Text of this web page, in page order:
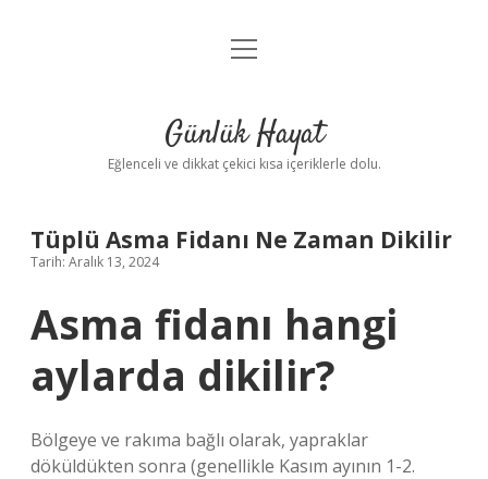
Anasayfa
Yasal Uyarı
menüyü
Günlük Hayat
Eğlenceli ve dikkat çekici kısa içeriklerle dolu.
Tüplü Asma Fidanı Ne Zaman Dikilir
Tarih: Aralık 13, 2024
Asma fidanı hangi
aylarda dikilir?
Bölgeye ve rakıma bağlı olarak, yapraklar
döküldükten sonra (genellikle Kasım ayının 1-2.